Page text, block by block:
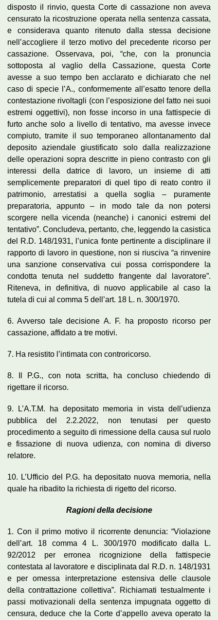
disposto il rinvio, questa Corte di cassazione non aveva
censurato la ricostruzione operata nella sentenza cassata,
e considerava quanto ritenuto dalla stessa decisione
nell’accogliere il terzo motivo del precedente ricorso per
cassazione. Osservava, poi, “che, con la pronuncia
sottoposta al vaglio della Cassazione, questa Corte
avesse a suo tempo ben acclarato e dichiarato che nel
caso di specie l’A., conformemente all’esatto tenore della
contestazione rivoltagli (con l’esposizione del fatto nei suoi
estremi oggettivi), non fosse incorso in una fattispecie di
furto anche solo a livello di tentativo, ma avesse invece
compiuto, tramite il suo temporaneo allontanamento dal
deposito aziendale giustificato solo dalla realizzazione
delle operazioni sopra descritte in pieno contrasto con gli
interessi della datrice di lavoro, un insieme di atti
semplicemente preparatori di quel tipo di reato contro il
patrimonio, arrestatisi a quella soglia – puramente
preparatoria, appunto – in modo tale da non potersi
scorgere nella vicenda (neanche) i canonici estremi del
tentativo”. Concludeva, pertanto, che, leggendo la casistica
del R.D. 148/1931, l’unica fonte pertinente a disciplinare il
rapporto di lavoro in questione, non si riusciva “a rinvenire
una sanzione conservativa cui possa corrispondere la
condotta tenuta nel suddetto frangente dal lavoratore”.
Riteneva, in definitiva, di nuovo applicabile al caso la
tutela di cui al comma 5 dell’art. 18 L. n. 300/1970.
6. Avverso tale decisione A. F. ha proposto ricorso per
cassazione, affidato a tre motivi.
7. Ha resistito l’intimata con controricorso.
8. Il P.G., con nota scritta, ha concluso chiedendo di
rigettare il ricorso.
9. L’A.T.M. ha depositato memoria in vista dell’udienza
pubblica del 2.2.2022, non tenutasi per questo
procedimento a seguito di rimessione della causa sul ruolo
e fissazione di nuova udienza, con nomina di diverso
relatore.
10. L’Ufficio del P.G. ha depositato nuova memoria, nella
quale ha ribadito la richiesta di rigetto del ricorso.
Ragioni della decisione
1. Con il primo motivo il ricorrente denuncia: “Violazione
dell’art. 18 comma 4 L. 300/1970 modificato dalla L.
92/2012 per erronea ricognizione della fattispecie
contestata al lavoratore e disciplinata dal R.D. n. 148/1931
e per omessa interpretazione estensiva delle clausole
della contrattazione collettiva”. Richiamati testualmente i
passi motivazionali della sentenza impugnata oggetto di
censura, deduce che la Corte d’appello aveva operato la